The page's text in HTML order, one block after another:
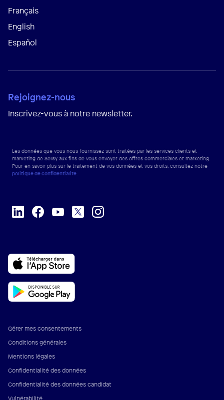
Français
English
Español
Rejoignez-nous
Inscrivez-vous à notre newsletter.
Les données que vous nous fournissez sont traitées par les services clients et
marketing de Sellsy aux fins de vous envoyer des offres commerciales et marketing.
Pour en savoir plus sur le traitement de vos données et vos droits, consultez notre
politique de confidentialité.
Gérer mes consentements
Conditions générales
Mentions légales
Confidentialité des données
Confidentialité des données candidat